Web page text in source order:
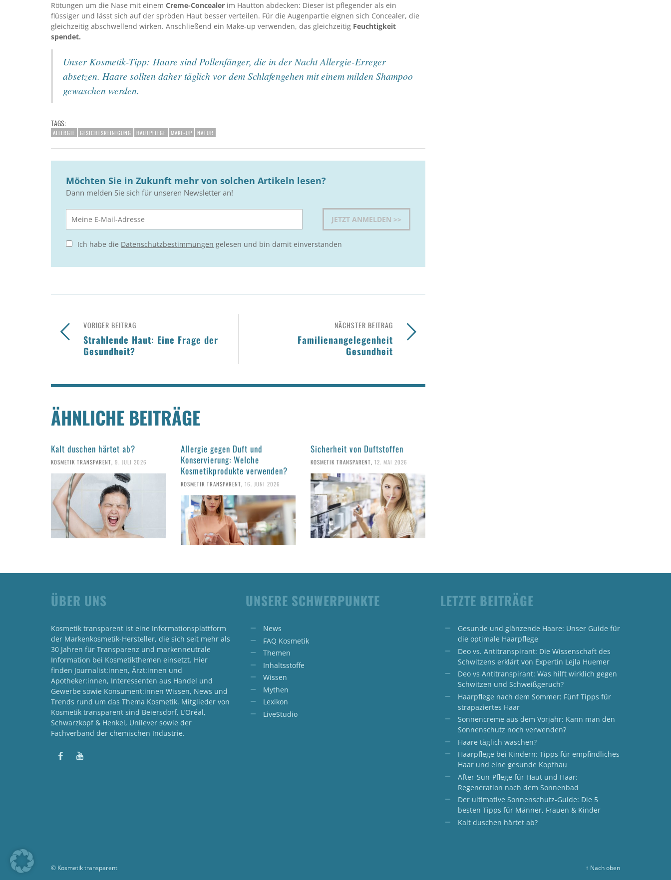
Rötungen um die Nase mit einem Creme-Concealer im Hautton abdecken: Dieser ist pflegender als ein
flüssiger und lässt sich auf der spröden Haut besser verteilen. Für die Augenpartie eignen sich Concealer, die
gleichzeitig abschwellend wirken. Anschließend ein Make-up verwenden, das gleichzeitig Feuchtigkeit
spendet.
Unser Kosmetik-Tipp: Haare sind Pollenfänger, die in der Nacht Allergie-Erreger
absetzen. Haare sollten daher täglich vor dem Schlafengehen mit einem milden Shampoo
gewaschen werden.
TAGS:
ALLERGIE GESICHTSREINIGUNG HAUTPFLEGE MAKE-UP NATUR
Möchten Sie in Zukunft mehr von solchen Artikeln lesen?
Dann melden Sie sich für unseren Newsletter an!
Ich habe die Datenschutzbestimmungen gelesen und bin damit einverstanden
NÄCHSTER BEITRAG
Familienangelegenheit
Gesundheit
VORIGER BEITRAG
Strahlende Haut: Eine Frage der
Gesundheit?
ÄHNLICHE BEITRÄGE
Kalt duschen härtet ab?
KOSMETIK TRANSPARENT, 9. JULI 2026
Allergie gegen Duft und
Konservierung: Welche
Kosmetikprodukte verwenden?
KOSMETIK TRANSPARENT, 16. JUNI 2026
Sicherheit von Duftstoffen
KOSMETIK TRANSPARENT, 12. MAI 2026
ÜBER UNS
Kosmetik transparent ist eine Informationsplattform
der Markenkosmetik-Hersteller, die sich seit mehr als
30 Jahren für Transparenz und markenneutrale
Information bei Kosmetikthemen einsetzt. Hier
finden Journalist:innen, Ärzt:innen und
Apotheker:innen, Interessenten aus Handel und
Gewerbe sowie Konsument:innen Wissen, News und
Trends rund um das Thema Kosmetik. Mitglieder von
Kosmetik transparent sind Beiersdorf, L’Oréal,
Schwarzkopf & Henkel, Unilever sowie der
Fachverband der chemischen Industrie.
UNSERE SCHWERPUNKTE
News
FAQ Kosmetik
Themen
Inhaltsstoffe
Wissen
Mythen
Lexikon
LiveStudio
LETZTE BEITRÄGE
Gesunde und glänzende Haare: Unser Guide für
die optimale Haarpflege
Deo vs. Antitranspirant: Die Wissenschaft des
Schwitzens erklärt von Expertin Lejla Huemer
Deo vs Antitranspirant: Was hilft wirklich gegen
Schwitzen und Schweißgeruch?
Haarpflege nach dem Sommer: Fünf Tipps für
strapaziertes Haar
Sonnencreme aus dem Vorjahr: Kann man den
Sonnenschutz noch verwenden?
Haare täglich waschen?
Haarpflege bei Kindern: Tipps für empfindliches
Haar und eine gesunde Kopfhau
After-Sun-Pflege für Haut und Haar:
Regeneration nach dem Sonnenbad
Der ultimative Sonnenschutz-Guide: Die 5
besten Tipps für Männer, Frauen & Kinder
Kalt duschen härtet ab?
© Kosmetik transparent ↑ Nach oben